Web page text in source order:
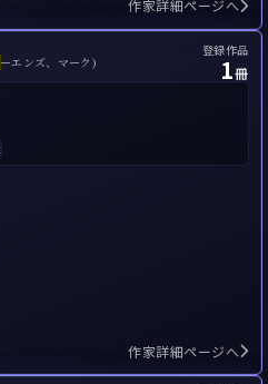
作家詳細ページへ
ーエンズ、マーク)
登録作品
1冊
作家詳細ページへ